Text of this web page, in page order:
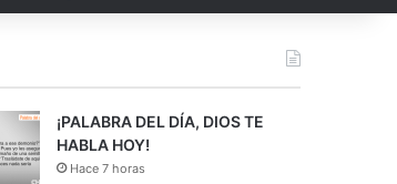
¡PALABRA DEL DÍA, DIOS TE
HABLA HOY!
Hace 7 horas